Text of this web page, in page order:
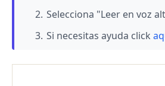
Selecciona "Leer en voz
Si necesitas ayuda click